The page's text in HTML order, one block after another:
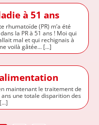
à 51 ans
rhumatoïde (PR) m’a été
la PR à 51 ans ! Moi qui
mal et qui rechignais à
voilà gâtée... [...]
maintenant le traitement de
une totale disparition des